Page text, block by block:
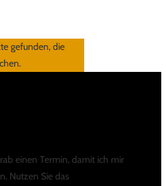
gefunden, die
einen Termin, damit ich mir
Nutzen Sie das